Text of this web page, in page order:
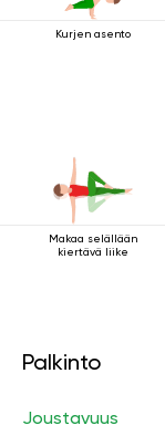
Kurjen asento
Makaa selällään
kiertävä liike
Palkinto
Joustavuus